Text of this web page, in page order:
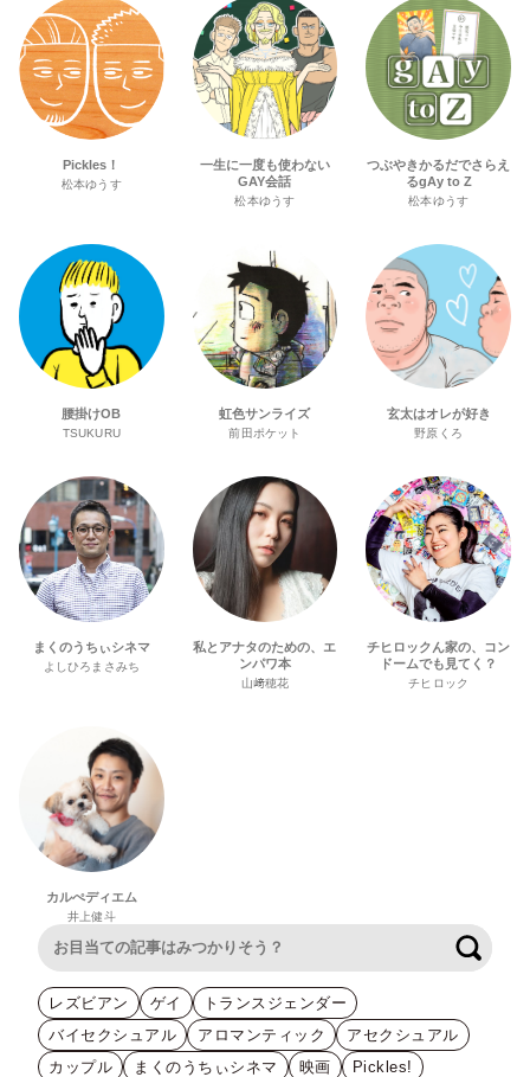
Pickles！
松本ゆうす
一生に一度も使わない
GAY会話
松本ゆうす
つぶやきかるだでさらえ
るgAy to Z
松本ゆうす
腰掛けOB
TSUKURU
虹色サンライズ
前田ポケット
玄太はオレが好き
野原くろ
まくのうちぃシネマ
よしひろまさみち
私とアナタのための、エ
ンパワ本
山﨑穂花
チヒロックん家の、コン
ドームでも見てく？
チヒロック
カルぺディエム
井上健斗
レズビアン ゲイ
トランスジェンダー
バイセクシュアル
アロマンティック
アセクシュアル
カップル
まくのうちぃシネマ 映画
Pickles!